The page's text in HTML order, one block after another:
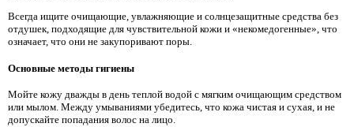
Всегда ищите очищающие, увлажняющие и солнцезащитные средства без
отдушек, подходящие для чувствительной кожи и «некомедогенные», что
означает, что они не закупоривают поры.
Основные методы гигиены
Мойте кожу дважды в день теплой водой с мягким очищающим средством
или мылом. Между умываниями убедитесь, что кожа чистая и сухая, и не
допускайте попадания волос на лицо.